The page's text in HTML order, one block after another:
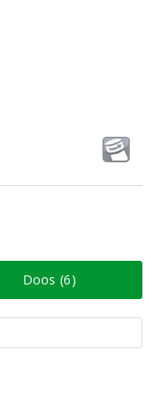
Doos (6)